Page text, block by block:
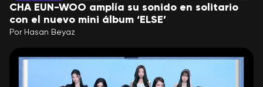
CHA EUN-WOO amplía su sonido en solitario
con el nuevo mini álbum ‘ELSE’
Por Hasan Beyaz